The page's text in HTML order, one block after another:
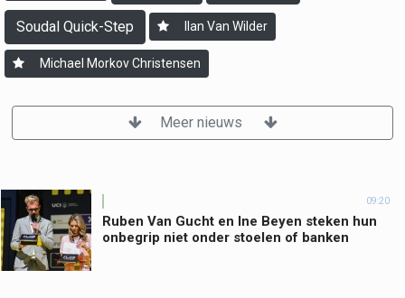
Soudal Quick-Step Ilan Van Wilder
Michael Morkov Christensen
Meer nieuws
09:20
Ruben Van Gucht en Ine Beyen steken hun
onbegrip niet onder stoelen of banken